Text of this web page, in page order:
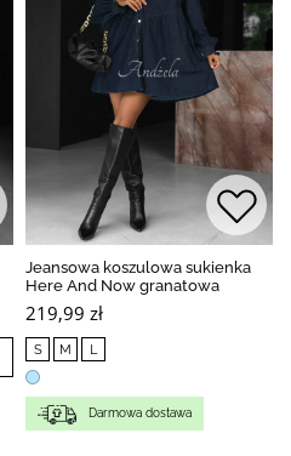
Jeansowa koszulowa sukienka
Here And Now granatowa
219,99 zł
S M L
Darmowa dostawa